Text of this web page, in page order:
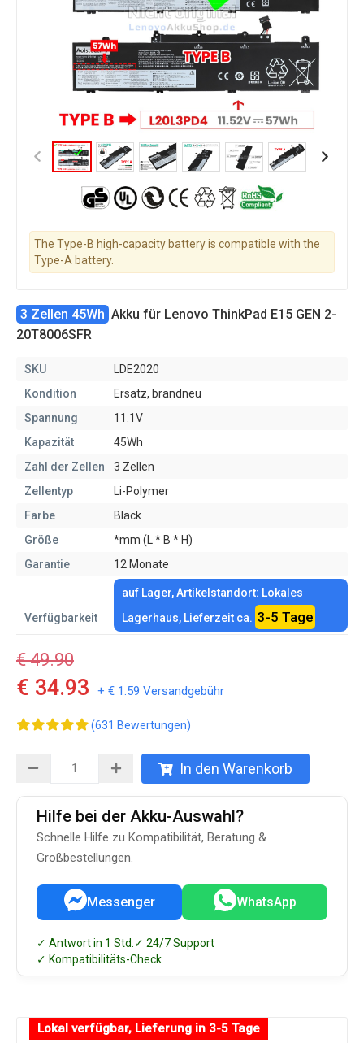
The Type-B high-capacity battery is compatible with the
Type-A battery.
3 Zellen 45Wh Akku für Lenovo ThinkPad E15 GEN 2-
20T8006SFR
SKU
LDE2020
Kondition
Ersatz, brandneu
Spannung
11.1V
Kapazität
45Wh
Zahl der Zellen
3 Zellen
Zellentyp
Li-Polymer
Farbe
Black
Größe
*mm (L * B * H)
Garantie
12 Monate
Verfügbarkeit
auf Lager, Artikelstandort: Lokales
Lagerhaus, Lieferzeit ca. 3-5 Tage
€ 49.90
€ 34.93 + € 1.59 Versandgebühr
(631 Bewertungen)
In den Warenkorb
Hilfe bei der Akku-Auswahl?
Schnelle Hilfe zu Kompatibilität, Beratung &
Großbestellungen.
Messenger WhatsApp
✓ Antwort in 1 Std. ✓ 24/7 Support
✓ Kompatibilitäts-Check
Lokal verfügbar, Lieferung in 3-5 Tage